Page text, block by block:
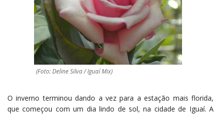
(Foto: Deline Silva / Iguaí Mix)
O inverno terminou dando a vez para a estação mais florida,
que começou com um dia lindo de sol, na cidade de Iguaí. A